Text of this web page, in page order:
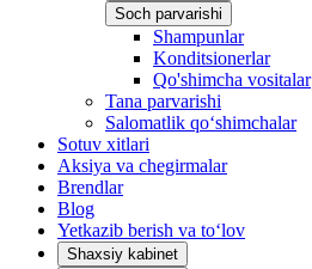
Soch parvarishi
Shampunlar
Konditsionerlar
Qo'shimcha vositalar
Tana parvarishi
Salomatlik qo‘shimchalar
Sotuv xitlari
Aksiya va chegirmalar
Brendlar
Blog
Yetkazib berish va to‘lov
Shaxsiy kabinet